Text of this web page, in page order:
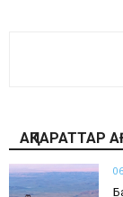
АҚПАРАТТАР